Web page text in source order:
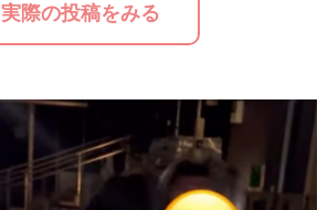
実際の投稿をみる